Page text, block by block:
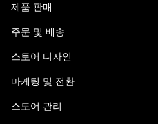
제품 판매
주문 및 배송
스토어 디자인
마케팅 및 전환
스토어 관리